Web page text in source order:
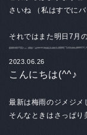
さいね （私はすでに
それではまた明日7月
2023.06.26
こんにちは(^^♪
最新は梅雨のジメジメ
そんなときはさっぱり